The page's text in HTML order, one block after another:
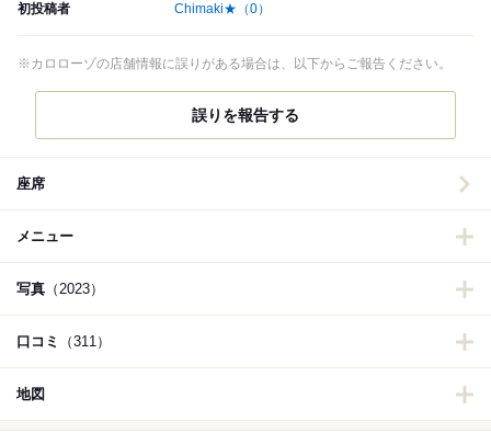
初投稿者 Chimaki★ （0）
※カロローゾの店舗情報に誤りがある場合は、以下からご報告ください。
誤りを報告する
座席
メニュー
写真 （2023）
口コミ （311）
地図